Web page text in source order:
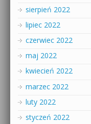
sierpień 2022
lipiec 2022
czerwiec 2022
maj 2022
kwiecień 2022
marzec 2022
luty 2022
styczeń 2022